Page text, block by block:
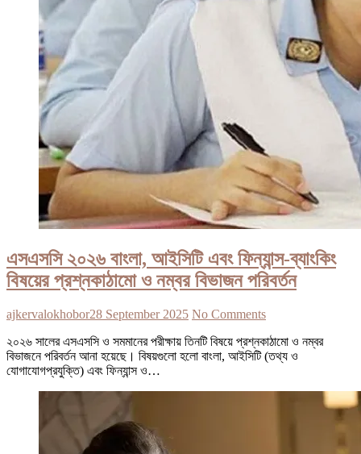
এসএসসি ২০২৬ বাংলা, আইসিটি এবং ফিন্যান্স-ব্যাংকিং
বিষয়ের প্রশ্নকাঠামো ও নম্বর বিভাজন পরিবর্তন
ajkervalokhobor28 September 2025 No Comments
২০২৬ সালের এসএসসি ও সমমানের পরীক্ষায় তিনটি বিষয়ে প্রশ্নকাঠামো ও নম্বর
বিভাজনে পরিবর্তন আনা হয়েছে। বিষয়গুলো হলো বাংলা, আইসিটি (তথ্য ও
যোগাযোগপ্রযুক্তি) এবং ফিন্যান্স ও…